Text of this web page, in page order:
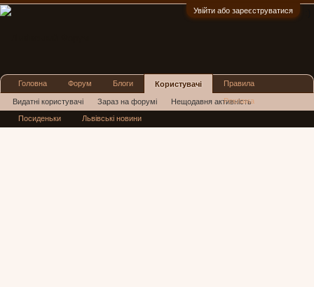
Увійти або зареєструватися
Головна Форум Блоги Користувачі
Видатні користувачі Зараз на форумі Нещодавня активність
Нові повідомлення профілю
Правила
Реклама
Посиденьки Львівські новини